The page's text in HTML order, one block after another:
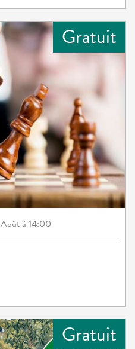
Gratuit
Aoûtà 14:00
Gratuit